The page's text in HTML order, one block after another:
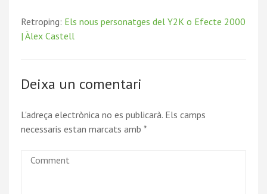
Retroping: Els nous personatges del Y2K o Efecte 2000
| Àlex Castell
Deixa un comentari
L'adreça electrònica no es publicarà. Els camps
necessaris estan marcats amb *